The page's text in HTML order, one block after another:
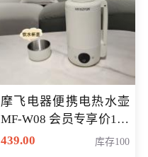
摩飞电器便携电热水壶
MF-W08 会员专享价198
元
439.00 库存100